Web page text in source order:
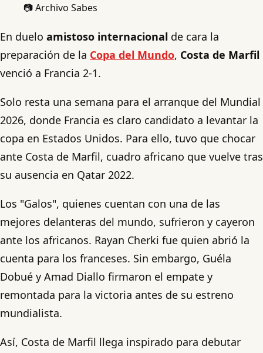
📷 Archivo Sabes
En duelo amistoso internacional de cara la
preparación de la Copa del Mundo, Costa de Marfil
venció a Francia 2-1.
Solo resta una semana para el arranque del Mundial
2026, donde Francia es claro candidato a levantar la
copa en Estados Unidos. Para ello, tuvo que chocar
ante Costa de Marfil, cuadro africano que vuelve tras
su ausencia en Qatar 2022.
Los "Galos", quienes cuentan con una de las
mejores delanteras del mundo, sufrieron y cayeron
ante los africanos. Rayan Cherki fue quien abrió la
cuenta para los franceses. Sin embargo, Guéla
Dobué y Amad Diallo firmaron el empate y
remontada para la victoria antes de su estreno
mundialista.
Así, Costa de Marfil llega inspirado para debutar